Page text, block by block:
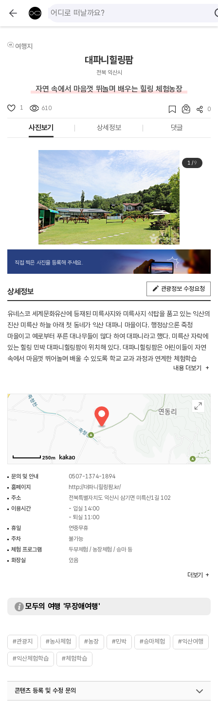
여행지
대파니힐링팜
전북 익산시
자연 속에서 마음껏 뛰놀며 배우는 힐링 체험농장
1 610 0
사진보기 상세정보 댓글
1/9
직접 찍은 사진을 등록해 주세요.
상세정보 관광정보 수정요청
유네스코 세계문화유산에 등재된 미륵사지와 미륵사지 석탑을 품고 있는 익산의
진산 미륵산 하늘 아래 첫 동네가 익산 대파니 마을이다. 행정상으론 죽청
마을이고 예로부터 푸른 대나무들이 많다 하여 대파니라고 했다. 미륵산 자락에
있는 힐링 민박 대파니힐링팜이 위치해 있다. 대파니힐링팜은 어린이들이 자연
속에서 마음껏 뛰어놀며 배울 수 있도록 학교 교과 과정과 연계한 체험학습
프로그램과 교육농장, 승마체험, 농촌체험이 가능한 힐링 농촌 민박으로
고구마, 옥수수, 땅콩, 벼, 고추, 해바라기 등 다양한 체험을 마음껏 즐길 수 있는
농장이다.
유네스코 세계문화유산인 미륵사지와 왕궁리 유적이 차로 5분~10분 거리에
있고 국보 미륵사지석탑과 왕궁리오층석탑 그리고 보물 석불사 석조여래좌상
등도 아주 가까이 있다.
내용 더보기
250m
문의 및 안내
0507-1374-1894
홈페이지
http://대파니힐링팜.kr/
주소
전북특별자치도 익산시 삼기면 미륵산1길 102
이용시간
- 입실 14:00
- 퇴실 11:00
휴일
연중무휴
주차
불가능
체험 프로그램
두부체험 / 농장체험 / 승마 등
화장실
있음
- 진달래 100,000원
더보기
모두의 여행 '무장애여행'
#관광지 #농사체험 #농장 #민박 #승마체험 #익산여행
#익산체험학습 #체험학습
콘텐츠 등록 및 수정 문의